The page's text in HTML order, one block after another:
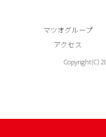
マツオグループ
アクセス
Copyright(C)